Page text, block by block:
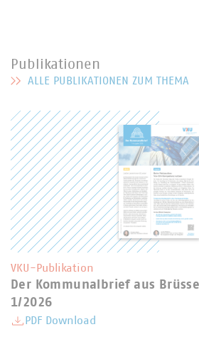
Publikationen
MEHR ZU PUBLIKATIONEN
ALLE PUBLIKATIONEN ZUM THEMA
VKU-Publikation
Der Kommunalbrief aus
1/2026
PDF Download